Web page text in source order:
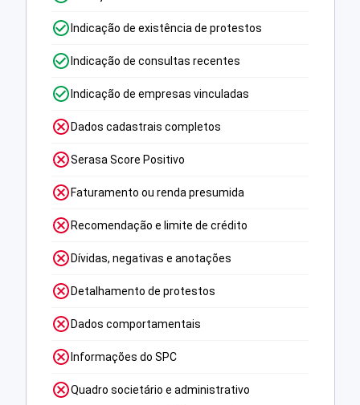
Indicação de existência de protestos
Indicação de consultas recentes
Indicação de empresas vinculadas
Dados cadastrais completos
Serasa Score Positivo
Faturamento ou renda presumida
Recomendação e limite de crédito
Dívidas, negativas e anotações
Detalhamento de protestos
Dados comportamentais
Informações do SPC
Quadro societário e administrativo